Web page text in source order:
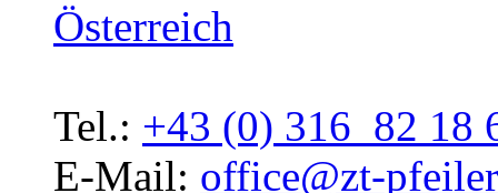
Österreich
Tel.: +43 (0) 316 82 18
E-Mail: office@zt-